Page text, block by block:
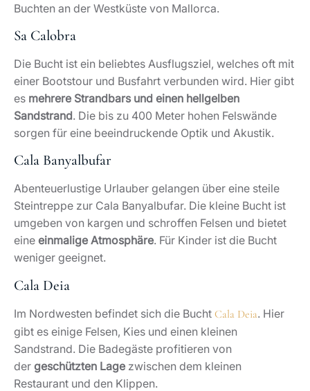
Buchten an der Westküste von Mallorca.
Sa Calobra
Die Bucht ist ein beliebtes Ausflugsziel, welches oft mit
einer Bootstour und Busfahrt verbunden wird. Hier gibt
es mehrere Strandbars und einen hellgelben
Sandstrand. Die bis zu 400 Meter hohen Felswände
sorgen für eine beeindruckende Optik und Akustik.
Cala Banyalbufar
Abenteuerlustige Urlauber gelangen über eine steile
Steintreppe zur Cala Banyalbufar. Die kleine Bucht ist
umgeben von kargen und schroffen Felsen und bietet
eine einmalige Atmosphäre. Für Kinder ist die Bucht
weniger geeignet.
Cala Deia
Im Nordwesten befindet sich die Bucht Cala Deia. Hier
gibt es einige Felsen, Kies und einen kleinen
Sandstrand. Die Badegäste profitieren von
der geschützten Lage zwischen dem kleinen
Restaurant und den Klippen.